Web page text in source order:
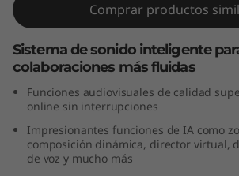
B
a
1
Comprar productos
Sistema de sonido inteligente
colaboraciones más fluidas
Funciones audiovisuales de calidad
online sin interrupciones
Impresionantes funciones de IA como
composición dinámica, director virtual,
de voz y mucho más